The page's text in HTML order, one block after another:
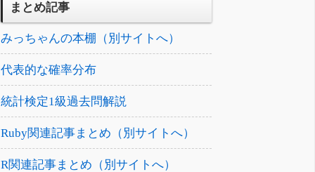
まとめ記事
みっちゃんの本棚（別サイトへ）
代表的な確率分布
統計検定1級過去問解説
Ruby関連記事まとめ（別サイトへ）
R関連記事まとめ（別サイトへ）